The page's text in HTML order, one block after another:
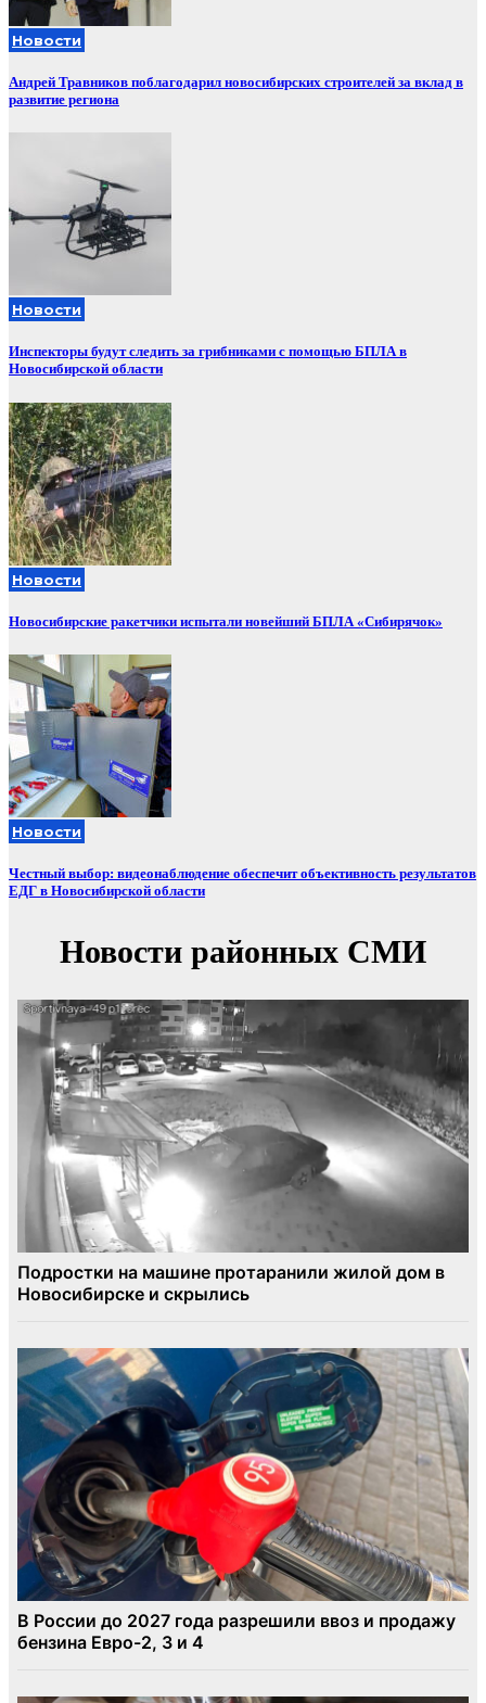
Новости
Андрей Травников поблагодарил новосибирских строителей за вклад в
развитие региона
Новости
Инспекторы будут следить за грибниками с помощью БПЛА в
Новосибирской области
Новости
Новосибирские ракетчики испытали новейший БПЛА «Сибирячок»
Новости
Честный выбор: видеонаблюдение обеспечит объективность результатов
ЕДГ в Новосибирской области